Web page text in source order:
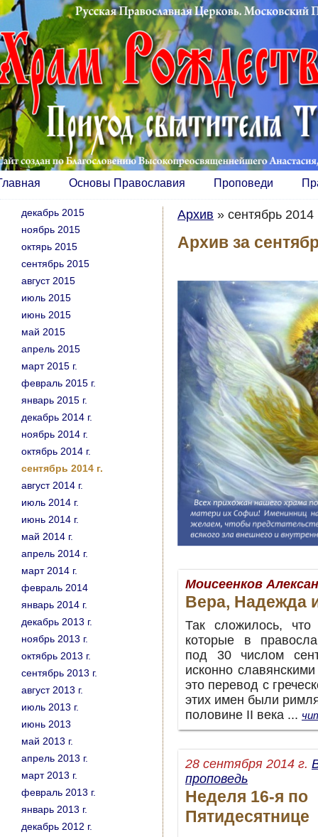
Основы Православия Проповеди
Архив » сентябрь 2014
Архив за
Моисеенков
Вера, Надежда
Так сложилось,
которые в
под 30 числом
исконно
это перевод с
этих имен были
половине II века ...
28 cентября 2014 г.
проповедь
Неделя 16-я по
Пятидесятнице
декабрь 2015
ноябрь 2015
октярь 2015
сентябрь 2015
август 2015
июль 2015
июнь 2015
май 2015
апрель 2015
март 2015 г.
февраль 2015 г.
январь 2015 г.
декабрь 2014 г.
ноябрь 2014 г.
октябрь 2014 г.
сентябрь 2014 г.
август 2014 г.
июль 2014 г.
июнь 2014 г.
май 2014 г.
апрель 2014 г.
март 2014 г.
февраль 2014
январь 2014 г.
декабрь 2013 г.
ноябрь 2013 г.
октябрь 2013 г.
сентябрь 2013 г.
август 2013 г.
июль 2013 г.
июнь 2013
май 2013 г.
апрель 2013 г.
март 2013 г.
февраль 2013 г.
январь 2013 г.
декабрь 2012 г.